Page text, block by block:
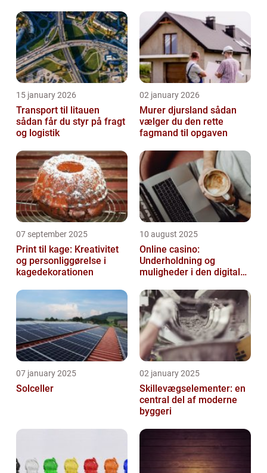
15 january 2026
Transport til litauen
sådan får du styr på fragt
og logistik
02 january 2026
Murer djursland sådan
vælger du den rette
fagmand til opgaven
07 september 2025
Print til kage: Kreativitet
og personliggørelse i
kagedekorationen
10 august 2025
Online casino:
Underholdning og
muligheder i den digitale
07 january 2025
Solceller
02 january 2025
Skillevægselementer: en
central del af moderne
byggeri